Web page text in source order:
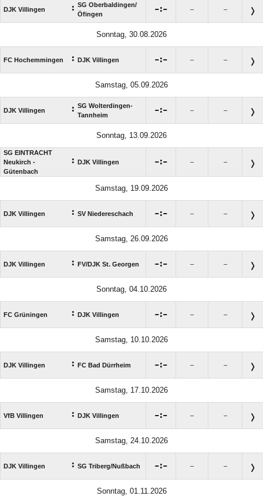
DJK Villingen : SG Oberbaldingen/​
Öfingen
: – –
Sonntag, 30.08.2026
FC Hochemmingen : DJK Villingen : – –
Samstag, 05.09.2026
DJK Villingen : SG Wolterdingen-
Tannheim
: – –
Sonntag, 13.09.2026
SG EINTRACHT
Neukirch -
Gütenbach
: DJK Villingen : – –
Samstag, 19.09.2026
DJK Villingen : SV Niedereschach : – –
Samstag, 26.09.2026
DJK Villingen : FV/​DJK St. Georgen : – –
Sonntag, 04.10.2026
FC Grüningen : DJK Villingen : – –
Samstag, 10.10.2026
DJK Villingen : FC Bad Dürrheim : – –
Samstag, 17.10.2026
VfB Villingen : DJK Villingen : – –
Samstag, 24.10.2026
DJK Villingen : SG Triberg/​Nußbach : – –
Sonntag, 01.11.2026